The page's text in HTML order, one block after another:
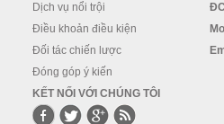
Dịch vụ nổi trội
Điều khoản điều kiện
Đối tác chiến lược
Đóng góp ý kiến
KẾT NỐI VỚI CHÚNG TÔI